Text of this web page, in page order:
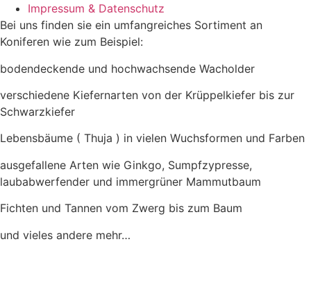
Impressum & Datenschutz
Bei uns finden sie ein umfangreiches Sortiment an
Koniferen wie zum Beispiel:
bodendeckende und hochwachsende Wacholder
verschiedene Kiefernarten von der Krüppelkiefer bis zur
Schwarzkiefer
Lebensbäume ( Thuja ) in vielen Wuchsformen und Farben
ausgefallene Arten wie Ginkgo, Sumpfzypresse,
laubabwerfender und immergrüner Mammutbaum
Fichten und Tannen vom Zwerg bis zum Baum
und vieles andere mehr…